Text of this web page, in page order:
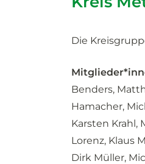
Die
Benders,
Hamacher,
Karsten Krahl,
Lorenz, Klaus
Dirk Müller,